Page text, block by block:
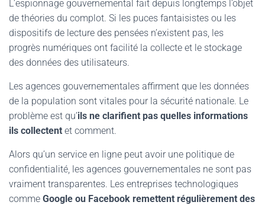
L’espionnage gouvernemental fait depuis longtemps l’objet
de théories du complot. Si les puces fantaisistes ou les
dispositifs de lecture des pensées n’existent pas, les
progrès numériques ont facilité la collecte et le stockage
des données des utilisateurs.
Les agences gouvernementales affirment que les données
de la population sont vitales pour la sécurité nationale. Le
problème est qu’ils ne clarifient pas quelles informations
ils collectent et comment.
Alors qu’un service en ligne peut avoir une politique de
confidentialité, les agences gouvernementales ne sont pas
vraiment transparentes. Les entreprises technologiques
comme Google ou Facebook remettent régulièrement des